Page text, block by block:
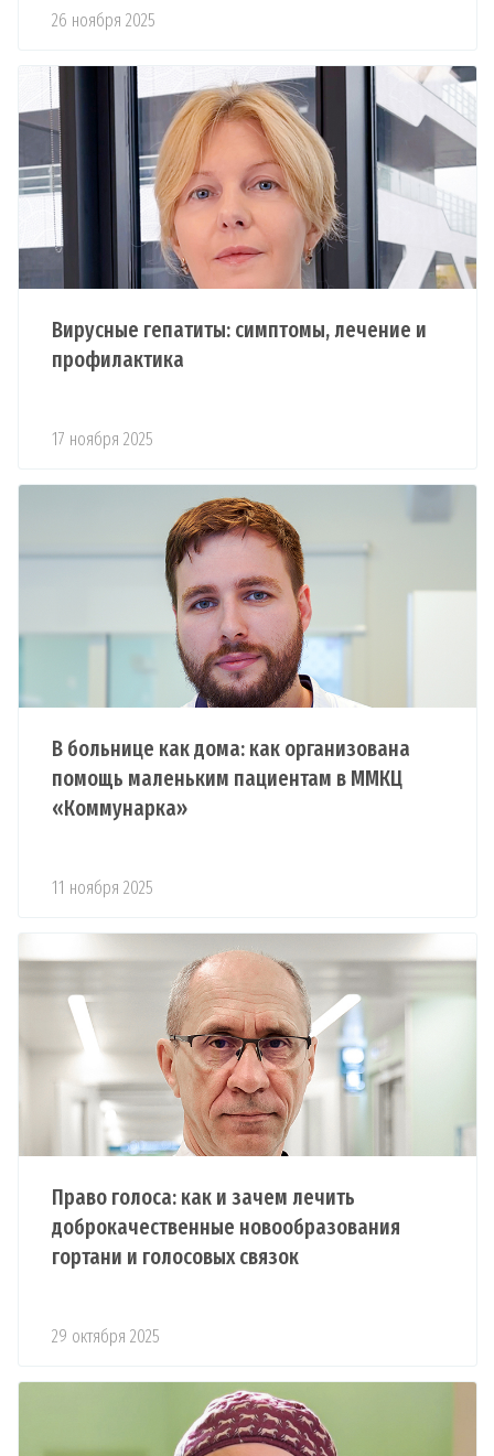
26 ноября 2025
Вирусные гепатиты: симптомы, лечение и
профилактика
17 ноября 2025
В больнице как дома: как организована
помощь маленьким пациентам в ММКЦ
«Коммунарка»
11 ноября 2025
Право голоса: как и зачем лечить
доброкачественные новообразования
гортани и голосовых связок
29 октября 2025